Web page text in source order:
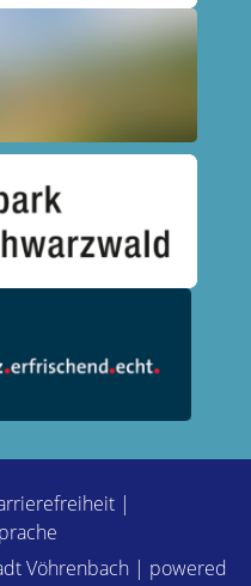
|
Vöhrenbach | powered